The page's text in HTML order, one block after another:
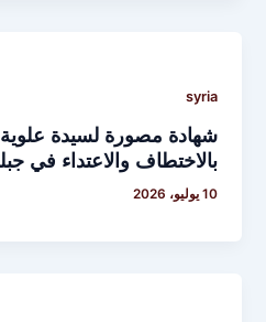
syria
شهادة مصورة لسيدة
بالاختطاف والاعتداء في
10 يوليو، 2026